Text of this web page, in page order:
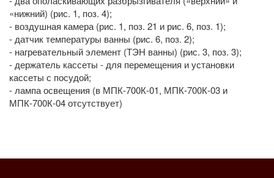
«нижний) (рис. 1, поз. 4);
- воздушная камера (рис. 1, поз. 21 и рис. 6, поз. 1);
- датчик температуры ванны (рис. 6, поз. 2);
- нагревательный элемент (ТЭН ванны) (рис. 3, поз. 3);
- держатель кассеты - для перемещения и установки
кассеты с посудой;
- лампа освещения (в МПК-700К-01, МПК-700К-03 и
МПК-700К-04 отсутствует)